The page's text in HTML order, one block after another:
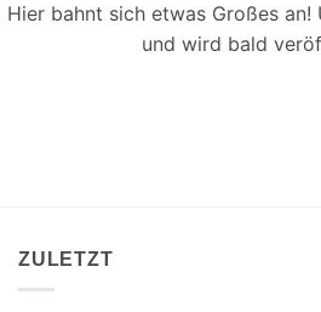
Hier bahnt sich etwas Großes
und wird bald
ZULETZT